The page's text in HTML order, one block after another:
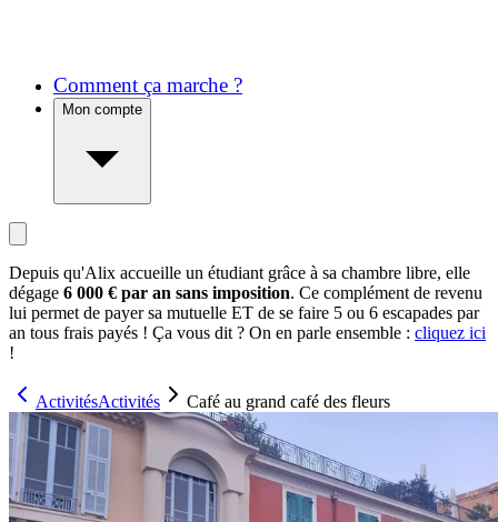
Comment ça marche ?
Mon compte
Depuis qu'Alix accueille un étudiant grâce à sa chambre libre, elle
dégage 6 000 € par an sans imposition. Ce complément de revenu
lui permet de payer sa mutuelle ET de se faire 5 ou 6 escapades par
an tous frais payés ! Ça vous dit ? On en parle ensemble : cliquez ici
!
ActivitésActivités Café au grand café des fleurs